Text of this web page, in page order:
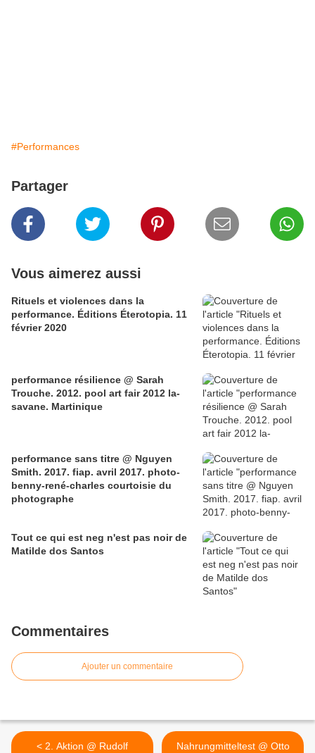
#Performances
Partager
Vous aimerez aussi
Rituels et violences dans la
performance. Éditions Éterotopia. 11
février 2020
performance résilience @ Sarah
Trouche. 2012. pool art fair 2012 la-
savane. Martinique
performance sans titre @ Nguyen
Smith. 2017. fiap. avril 2017. photo-
benny-rené-charles courtoisie du
photographe
Tout ce qui est neg n'est pas noir de
Matilde dos Santos
Commentaires
Ajouter un commentaire
< 2. Aktion @ Rudolf
Nahrungmitteltest @ Otto